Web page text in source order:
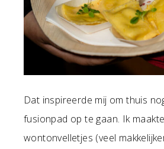
Dat inspireerde mij om thuis
fusionpad op te gaan. Ik
wontonvelletjes (veel